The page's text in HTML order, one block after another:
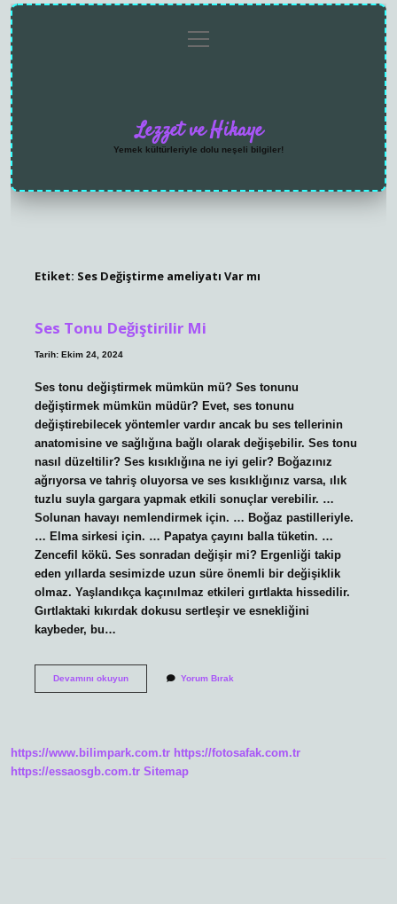
menüyü
aç
Lezzet ve Hikaye
Yemek kültürleriyle dolu neşeli bilgiler!
Etiket: Ses Değiştirme ameliyatı Var mı
Ses Tonu Değiştirilir Mi
Tarih: Ekim 24, 2024
Ses tonu değiştirmek mümkün mü? Ses tonunu
değiştirmek mümkün müdür? Evet, ses tonunu
değiştirebilecek yöntemler vardır ancak bu ses tellerinin
anatomisine ve sağlığına bağlı olarak değişebilir. Ses tonu
nasıl düzeltilir? Ses kısıklığına ne iyi gelir? Boğazınız
ağrıyorsa ve tahriş oluyorsa ve ses kısıklığınız varsa, ılık
tuzlu suyla gargara yapmak etkili sonuçlar verebilir. …
Solunan havayı nemlendirmek için. … Boğaz pastilleriyle.
… Elma sirkesi için. … Papatya çayını balla tüketin. …
Zencefil kökü. Ses sonradan değişir mi? Ergenliği takip
eden yıllarda sesimizde uzun süre önemli bir değişiklik
olmaz. Yaşlandıkça kaçınılmaz etkileri gırtlakta hissedilir.
Gırtlaktaki kıkırdak dokusu sertleşir ve esnekliğini
kaybeder, bu…
Devamını okuyunSes
Yorum Bırak
https://www.bilimpark.com.tr https://fotosafak.com.tr
https://essaosgb.com.tr Sitemap